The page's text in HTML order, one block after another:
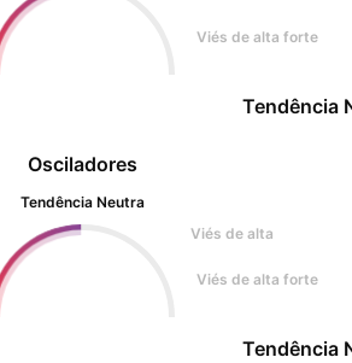
Osciladores
Tendência Neutra
Viés de alta
Viés de alta forte
Tendência
Viés de alta forte
Tendência